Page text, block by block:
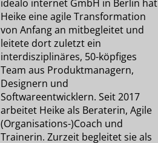
idealo internet GmbH in Berlin hat
Heike eine agile Transformation
von Anfang an mitbegleitet und
leitete dort zuletzt ein
interdisziplinäres, 50-köpfiges
Team aus Produktmanagern,
Designern und
Softwareentwicklern. Seit 2017
arbeitet Heike als Beraterin, Agile
(Organisations-)Coach und
Trainerin. Zurzeit begleitet sie als